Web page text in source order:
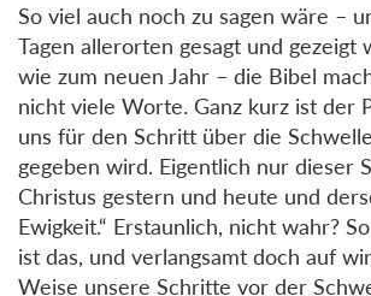
So viel auch noch zu sagen wäre –
Tagen allerorten gesagt und gezeigt
wie zum neuen Jahr – die Bibel
nicht viele Worte. Ganz kurz ist der
uns für den Schritt über die
gegeben wird. Eigentlich nur dieser
Christus gestern und heute und
Ewigkeit.“ Erstaunlich, nicht wahr?
ist das, und verlangsamt doch auf
Weise unsere Schritte vor der